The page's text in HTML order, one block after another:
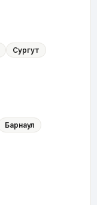
Сургут
Барнаул